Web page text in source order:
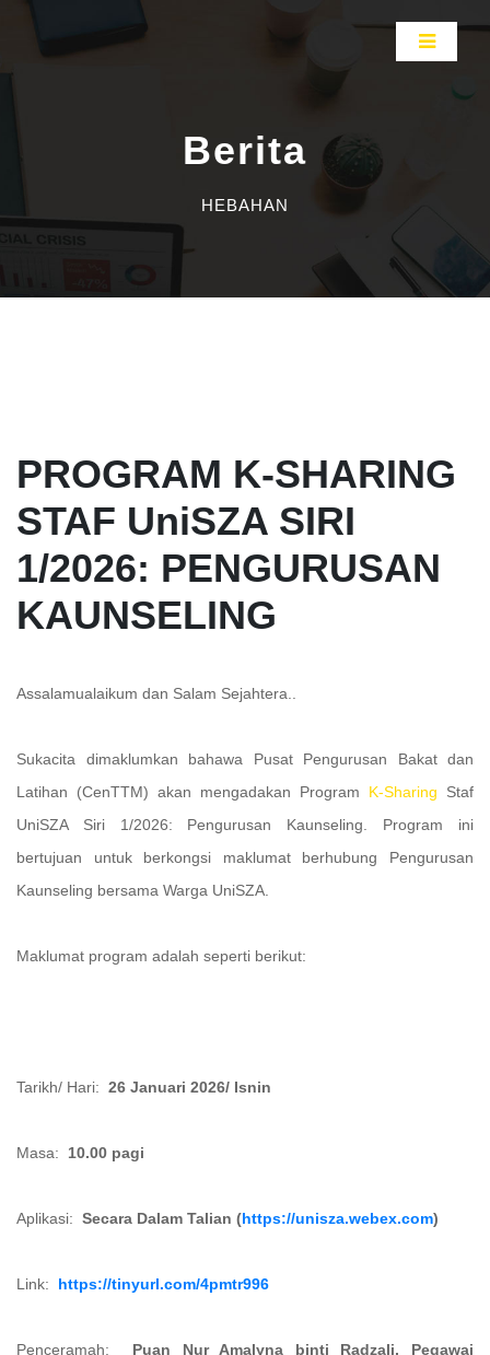
Berita
HEBAHAN
PROGRAM K-SHARING
STAF UniSZA SIRI
1/2026: PENGURUSAN
KAUNSELING
Assalamualaikum dan Salam Sejahtera..
Sukacita dimaklumkan bahawa Pusat Pengurusan Bakat dan
Latihan (CenTTM) akan mengadakan Program K-Sharing Staf
UniSZA Siri 1/2026: Pengurusan Kaunseling.
Program ini
bertujuan untuk berkongsi maklumat berhubung Pengurusan
Kaunseling bersama Warga UniSZA.
Maklumat program adalah seperti berikut:
Tarikh/ Hari: 26 Januari 2026/ Isnin
Masa: 10.00 pagi
Aplikasi: Secara Dalam Talian (https://unisza.webex.com)
Link: https://tinyurl.com/4pmtr996
Penceramah: Puan Nur Amalyna binti Radzali, Pegawai